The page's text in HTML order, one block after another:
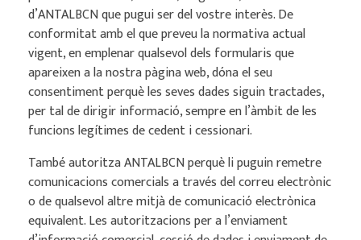
d’ANTALBCN que pugui ser del vostre interès. De
conformitat amb el que preveu la normativa actual
vigent, en emplenar qualsevol dels formularis que
apareixen a la nostra pàgina web, dóna el seu
consentiment perquè les seves dades siguin tractades,
per tal de dirigir informació, sempre en l’àmbit de les
funcions legítimes de cedent i cessionari.
També autoritza ANTALBCN perquè li puguin remetre
comunicacions comercials a través del correu electrònic
o de qualsevol altre mitjà de comunicació electrònica
equivalent. Les autoritzacions per a l’enviament